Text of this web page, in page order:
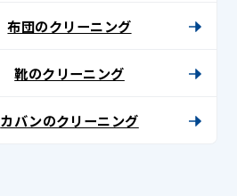
布団のクリーニング
靴のクリーニング
カバンのクリーニング